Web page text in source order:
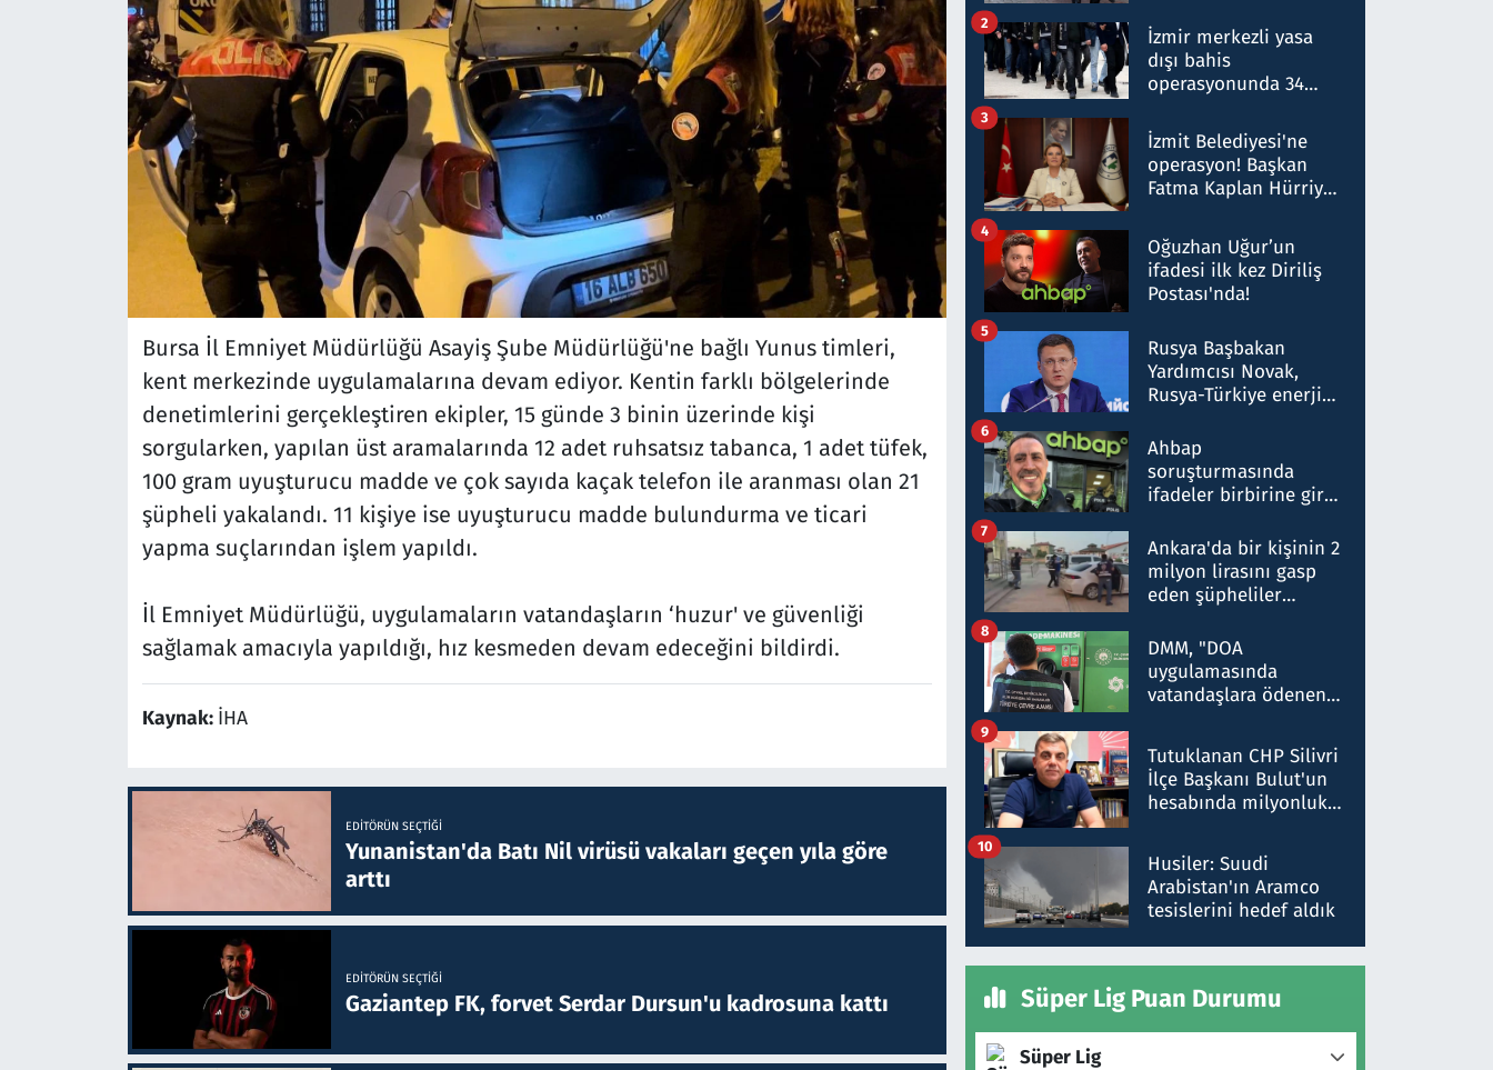
Bursa İl Emniyet Müdürlüğü Asayiş Şube Müdürlüğü'ne bağlı Yunus timleri,
kent merkezinde uygulamalarına devam ediyor. Kentin farklı bölgelerinde
denetimlerini gerçekleştiren ekipler, 15 günde 3 binin üzerinde kişi
sorgularken, yapılan üst aramalarında 12 adet ruhsatsız tabanca, 1 adet tüfek,
100 gram uyuşturucu madde ve çok sayıda kaçak telefon ile aranması olan 21
şüpheli yakalandı. 11 kişiye ise uyuşturucu madde bulundurma ve ticari
yapma suçlarından işlem yapıldı.
İl Emniyet Müdürlüğü, uygulamaların vatandaşların ‘huzur' ve güvenliği
sağlamak amacıyla yapıldığı, hız kesmeden devam edeceğini bildirdi.
Kaynak: İHA
EDITÖRÜN SEÇTIĞI
Yunanistan'da Batı Nil virüsü vakaları geçen yıla göre
arttı
EDITÖRÜN SEÇTIĞI
Gaziantep FK, forvet Serdar Dursun'u kadrosuna kattı
hakkında gözaltı kararı
İzmir merkezli yasa
dışı bahis
operasyonunda 34
Milyar liralık para
trafiği tespit edildi
2
İzmit Belediyesi'ne
operasyon! Başkan
Fatma Kaplan Hürriyet
3
Oğuzhan Uğur’un
ifadesi ilk kez Diriliş
Postası'nda!
4
Rusya Başbakan
Yardımcısı Novak,
Rusya-Türkiye enerji
nitelikte olduğunu
belirtti
5
Ahbap
soruşturmasında
ifadeler birbirine girdi:
ifadelerinden ortaya
çıkan tablo şok etti
6
Ankara'da bir kişinin 2
milyon lirasını gasp
eden şüpheliler
7
DMM, "DOA
uygulamasında
vatandaşlara ödenen
düşürüldüğü" iddiasını
yalanladı
8
Tutuklanan CHP Silivri
İlçe Başkanı Bulut'un
hesabında milyonluk
talimat verdi, ben
gönderdim
9
Husiler: Suudi
Arabistan'ın Aramco
tesislerini hedef aldık
10
Süper Lig Puan Durumu
Süper Lig